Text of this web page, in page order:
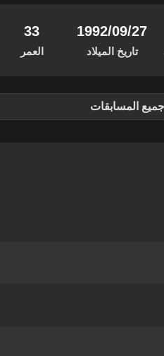
27‏/09‏/1992
تاريخ الميلاد
33
العمر
جميع المسابقات